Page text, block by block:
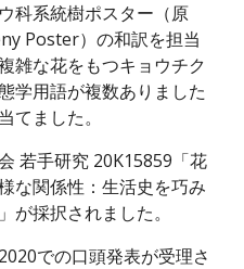
科系統樹ポスター（原
Poster）の和訳を担当
雑な花をもつキョウチク
学用語が複数ありました
てました。
若手研究 20K15859「花
な関係性：生活史を巧み
が採択されました。
での口頭発表が受理さ